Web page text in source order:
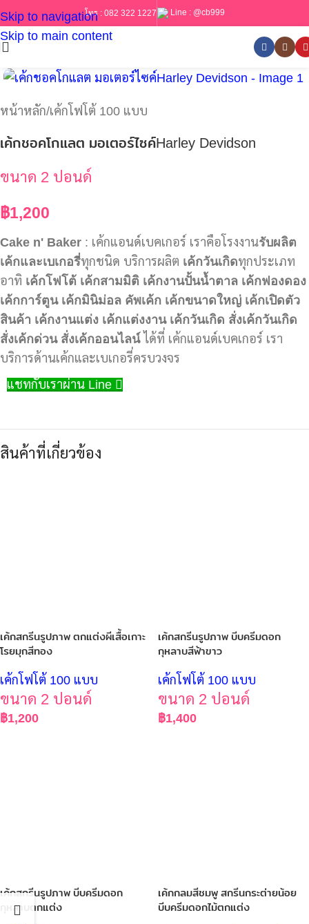
Skip to navigation
Skip to main content
โทร : 082 322 1227 Line : @cb999
หน้าหลัก/เค้กโฟโต้ 100 แบบ
เค้กชอคโกแลต มอเตอร์ไซค์Harley Devidson
ขนาด 2 ปอนด์
฿1,200
Cake n' Baker : เค้กแอนด์เบคเกอร์ เราคือโรงงานรับผลิต
เค้กและเบเกอรี่ทุกชนิด บริการผลิต เค้กวันเกิดทุกประเภท
อาทิ เค้กโฟโต้ เค้กสามมิติ เค้กงานปั้นน้ำตาล เค้กฟองดอง
เค้กการ์ตูน เค้กมินิม่อล คัพเค้ก เค้กขนาดใหญ่ เค้กเปิดตัว
สินค้า เค้กงานแต่ง เค้กแต่งงาน เค้กวันเกิด สั่งเค้กวันเกิด
สั่งเค้กด่วน สั่งเค้กออนไลน์ได้ที่ เค้กแอนด์เบคเกอร์ เรา
บริการด้านเค้กและเบเกอรี่ครบวงจร
แชทกับเราผ่าน Line
สินค้าที่เกี่ยวข้อง
เค้กสกรีนรูปภาพ ตกแต่งผีเสื้อเกาะ
โรยมุกสีทอง
เค้กโฟโต้ 100 แบบ
ขนาด 2 ปอนด์
฿1,200
เค้กสกรีนรูปภาพ บีบครีมดอก
กุหลาบสีฟ้าขาว
เค้กโฟโต้ 100 แบบ
ขนาด 2 ปอนด์
฿1,400
เค้กสกรีนรูปภาพ บีบครีมดอก
กุหลาบตกแต่ง
เค้กกลมสีชมพู สกรีนกระต่ายน้อย
บีบครีมดอกไม้ตกแต่ง